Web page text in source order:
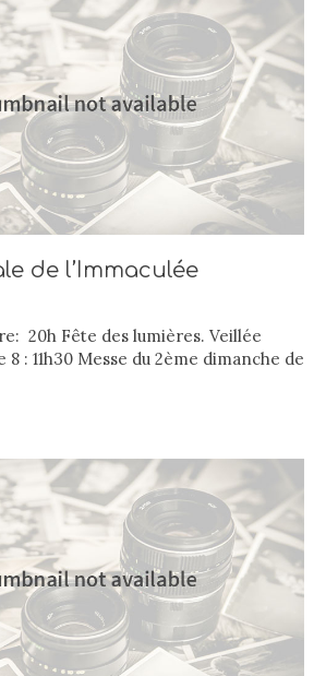
de l’Immaculée
20h Fête des lumières. Veillée
: 11h30 Messe du 2ème dimanche de